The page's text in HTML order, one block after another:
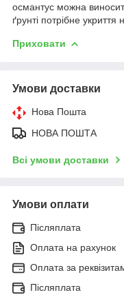
османтус можна
ґрунті потрібне укриття
Приховати
Умови доставки
Нова Пошта
НОВА ПОШТА
Всі умови доставки
Умови оплати
Післяплата
Оплата на рахунок
Оплата за
Післяплата